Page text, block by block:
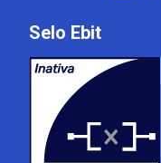
Selo Ebit